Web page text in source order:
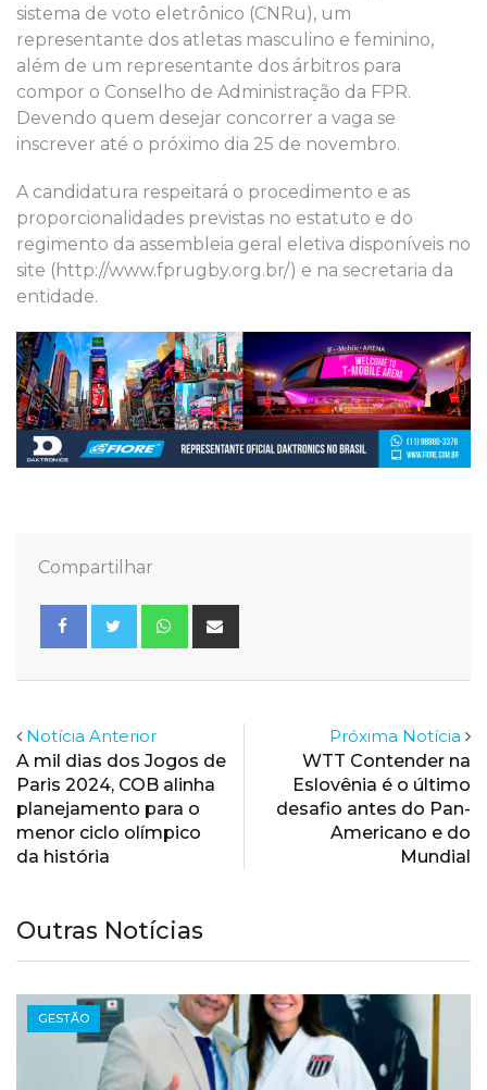
sistema de voto eletrônico (CNRu), um
representante dos atletas masculino e feminino,
além de um representante dos árbitros para
compor o Conselho de Administração da FPR.
Devendo quem desejar concorrer a vaga se
inscrever até o próximo dia 25 de novembro.
A candidatura respeitará o procedimento e as
proporcionalidades previstas no estatuto e do
regimento da assembleia geral eletiva disponíveis no
site (http://www.fprugby.org.br/) e na secretaria da
entidade.
Compartilhar
Whatsapp
Notícia Anterior
A mil dias dos Jogos de
Paris 2024, COB alinha
planejamento para o
menor ciclo olímpico
da história
Próxima Notícia
WTT Contender na
Eslovênia é o último
desafio antes do Pan-
Americano e do
Mundial
Outras Notícias
GESTÃO